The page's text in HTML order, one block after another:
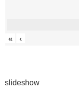
« ‹
slideshow